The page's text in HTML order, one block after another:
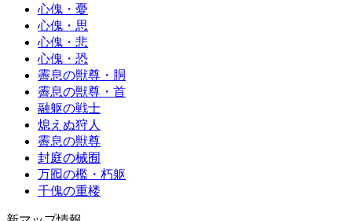
心傀・憂
心傀・思
心傀・悲
心傀・恐
霽息の獣尊・胴
霽息の獣尊・首
融躯の戦士
熄えぬ狩人
霽息の獣尊
封庭の械囿
万囮の檻・朽躯
千傀の重楼